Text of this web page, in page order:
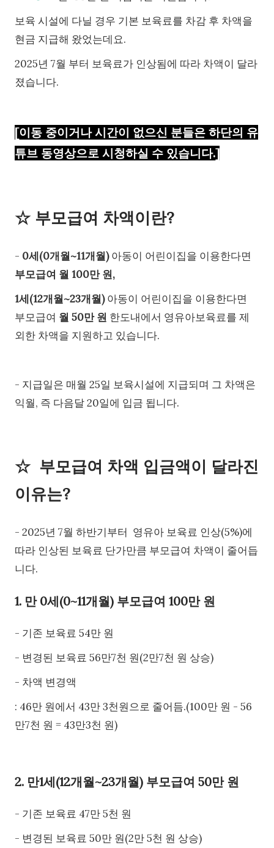
보육 시설에 다닐 경우 기본 보육료를 차감 후 차액을
현금 지급해 왔었는데요.
2025년 7월 부터 보육료가 인상됨에 따라 차액이 달라
졌습니다.
[이동 중이거나 시간이 없으신 분들은 하단의 유
튜브 동영상으로 시청하실 수 있습니다.]
☆ 부모급여 차액이란?
- 0세(0개월~11개월)아동이 어린이집을 이용한다면
부모급여 월 100만 원,
1세(12개월~23개월)아동이 어린이집을 이용한다면
부모급여 월 50만 원 한도내에서 영유아보육료를 제
외한 차액을 지원하고 있습니다.
- 지급일은 매월 25일 보육시설에 지급되며 그 차액은
익월, 즉 다음달 20일에 입금 됩니다.
☆ 부모급여 차액 입금액이 달라진
이유는?
- 2025년 7월 하반기부터 영유아 보육료 인상(5%)에
따라 인상된 보육료 단가만큼 부모급여 차액이 줄어듭
니다.
1. 만 0세(0~11개월) 부모급여 100만 원
- 기존 보육료 54만 원
- 변경된 보육료 56만7천 원(2만7천 원 상승)
- 차액 변경액
: 46만 원에서 43만 3천원으로 줄어듬.(100만 원 - 56
만7천 원 = 43만3천 원)
2. 만1세(12개월~23개월) 부모급여 50만 원
- 기존 보육료 47만 5천 원
- 변경된 보육료 50만 원(2만 5천 원 상승)